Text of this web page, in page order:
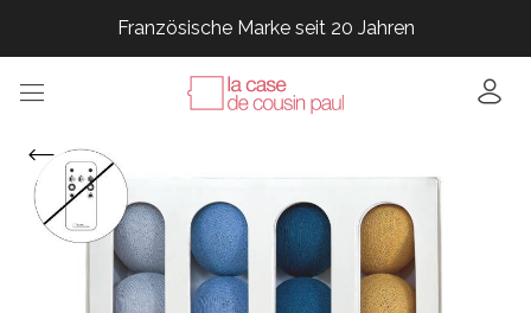
Französische Marke seit 20 Jahren
Französische Marke seit 20 Jahren
Französische Marke seit 20 Jahren